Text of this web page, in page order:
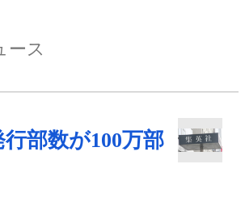
ース
部数が100万部